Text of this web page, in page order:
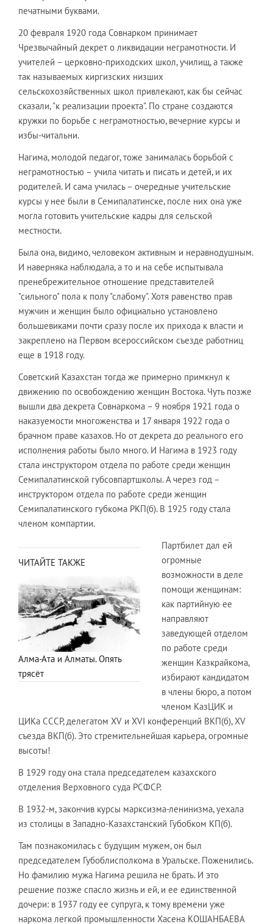
печатными буквами.
20 февраля 1920 года Совнарком принимает
Чрезвычайный декрет о ликвидации неграмотности. И
учителей – церковно-приходских школ, училищ, а также
так называемых киргизских низших
сельскохозяйственных школ привлекают, как бы сейчас
сказали, "к реализации проекта". По стране создаются
кружки по борьбе с неграмотностью, вечерние курсы и
избы-читальни.
Нагима, молодой педагог, тоже занималась борьбой с
неграмотностью – учила читать и писать и детей, и их
родителей. И сама училась – очередные учительские
курсы у нее были в Семипалатинске, после них она уже
могла готовить учительские кадры для сельской
местности.
Была она, видимо, человеком активным и неравнодушным.
И наверняка наблюдала, а то и на себе испытывала
пренебрежительное отношение представителей
"сильного" пола к полу "слабому". Хотя равенство прав
мужчин и женщин было официально установлено
большевиками почти сразу после их прихода к власти и
закреплено на Первом всероссийском съезде работниц
еще в 1918 году.
Советский Казахстан тогда же примерно примкнул к
движению по освобождению женщин Востока. Чуть позже
вышли два декрета Совнаркома – 9 ноября 1921 года о
наказуемости многоженства и 17 января 1922 года о
брачном праве казахов. Но от декрета до реального его
исполнения работы было много. И Нагима в 1923 году
стала инструктором отдела по работе среди женщин
Семипалатинской губсовпартшколы. А через год –
инструктором отдела по работе среди женщин
Семипалатинского губкома РКП(б). В 1925 году стала
членом компартии.
ЧИТАЙТЕ ТАКЖЕ
Алма-Ата и Алматы. Опять
трясёт
Партбилет дал ей
огромные
возможности в деле
помощи женщинам:
как партийную ее
направляют
заведующей отделом
по работе среди
женщин Казкрайкома,
избирают кандидатом
в члены бюро, а потом
членом КазЦИК и
ЦИКа СССР, делегатом XV и XVI конференций ВКП(б), XV
съезда ВКП(б). Это стремительнейшая карьера, огромные
высоты!
В 1929 году она стала председателем казахского
отделения Верховного суда РСФСР.
В 1932-м, закончив курсы марксизма-ленинизма, уехала
из столицы в Западно-Казахстанский Губобком КП(б).
Там познакомилась с будущим мужем, он был
председателем Губоблисполкома в Уральске. Поженились.
Но фамилию мужа Нагима решила не брать. И это
решение позже спасло жизнь и ей, и ее единственной
дочери: в 1937 году ее супруга, к тому времени уже
наркома легкой промышленности Хасена КОШАНБАЕВА